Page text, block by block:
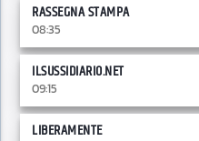
RASSEGNA STAMPA
08:35
ILSUSSIDIARIO.NET
09:15
LIBERAMENTE